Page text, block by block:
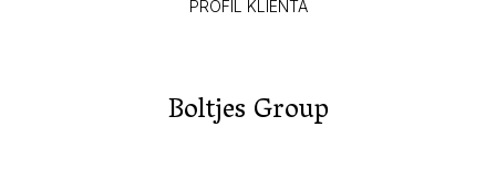
PROFIL KLIENTA
Boltjes Group